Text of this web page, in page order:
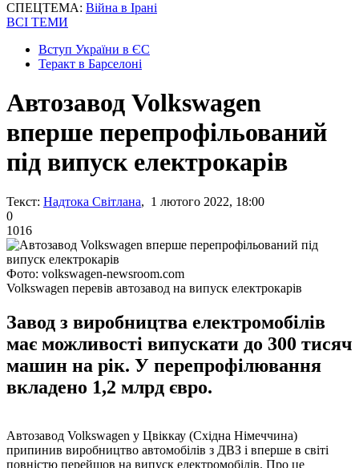
СПЕЦТЕМА: Війна в Ірані
ВСІ ТЕМИ
Вступ України в ЄС
Теракт в Барселоні
Автозавод Volkswagen
вперше перепрофільований
під випуск електрокарів
Текст: Надтока Світлана, 1 лютого 2022, 18:00
0
1016
Фото: volkswagen-newsroom.com
Volkswagen перевів автозавод на випуск електрокарів
Завод з виробництва електромобілів
має можливості випускати до 300 тисяч
машин на рік. У перепрофілювання
вкладено 1,2 млрд євро.
Автозавод Volkswagen у Цвіккау (Східна Німеччина)
припинив виробництво автомобілів з ДВЗ і вперше в світі
повністю перейшов на випуск електромобілів. Про це